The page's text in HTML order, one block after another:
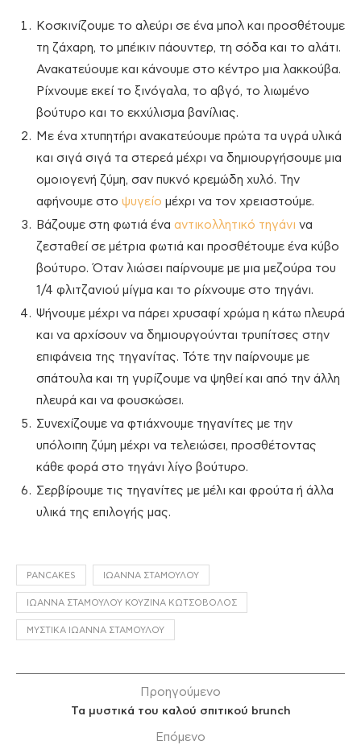
Κοσκινίζουμε το αλεύρι σε ένα μπολ και προσθέτουμε
τη ζάχαρη, το μπέικιν πάουντερ, τη σόδα και το αλάτι.
Ανακατεύουμε και κάνουμε στο κέντρο μια λακκούβα.
Ρίχνουμε εκεί το ξινόγαλα, το αβγό, το λιωμένο
βούτυρο και το εκχύλισμα βανίλιας.
Με ένα χτυπητήρι ανακατεύουμε πρώτα τα υγρά υλικά
και σιγά σιγά τα στερεά μέχρι να δημιουργήσουμε μια
ομοιογενή ζύμη, σαν πυκνό κρεμώδη χυλό. Την
αφήνουμε στο ψυγείο μέχρι να τον χρειαστούμε.
Βάζουμε στη φωτιά ένα αντικολλητικό τηγάνι να
ζεσταθεί σε μέτρια φωτιά και προσθέτουμε ένα κύβο
βούτυρο. Όταν λιώσει παίρνουμε με μια μεζούρα του
1/4 φλιτζανιού μίγμα και το ρίχνουμε στο τηγάνι.
Ψήνουμε μέχρι να πάρει χρυσαφί χρώμα η κάτω πλευρά
και να αρχίσουν να δημιουργούνται τρυπίτσες στην
επιφάνεια της τηγανίτας. Τότε την παίρνουμε με
σπάτουλα και τη γυρίζουμε να ψηθεί και από την άλλη
πλευρά και να φουσκώσει.
Συνεχίζουμε να φτιάχνουμε τηγανίτες με την
υπόλοιπη ζύμη μέχρι να τελειώσει, προσθέτοντας
κάθε φορά στο τηγάνι λίγο βούτυρο.
Σερβίρουμε τις τηγανίτες με μέλι και φρούτα ή άλλα
υλικά της επιλογής μας.
PANCAKES ΙΩΆΝΝΑ ΣΤΑΜΟΎΛΟΥ
ΙΩΆΝΝΑ ΣΤΑΜΟΎΛΟΥ ΚΟΥΖΊΝΑ ΚΩΤΣΌΒΟΛΟΣ
ΜΥΣΤΙΚΆ ΙΩΆΝΝΑ ΣΤΑΜΟΎΛΟΥ
Προηγούμενο
Τα μυστικά του καλού σπιτικού brunch
Επόμενο